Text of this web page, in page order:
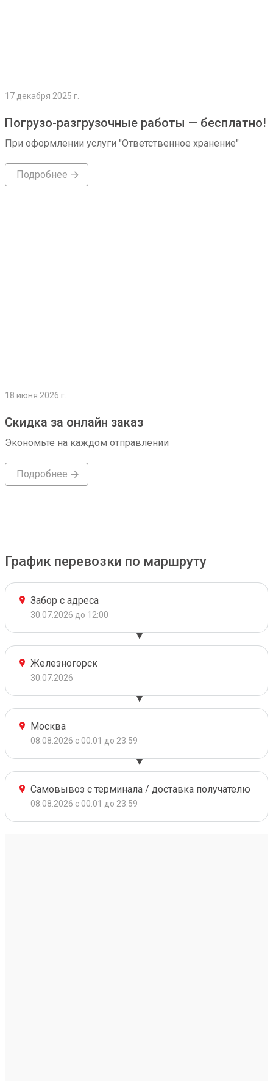
17 декабря 2025 г.
Погрузо-разгрузочные работы — бесплатно!
При оформлении услуги "Ответственное хранение"
Подробнее
18 июня 2026 г.
Скидка за онлайн заказ
Экономьте на каждом отправлении
Подробнее
График перевозки по маршруту
Забор с адреса
30.07.2026 до 12:00
Железногорск
30.07.2026
Москва
08.08.2026 с 00:01 до 23:59
Самовывоз с терминала / доставка получателю
08.08.2026 с 00:01 до 23:59